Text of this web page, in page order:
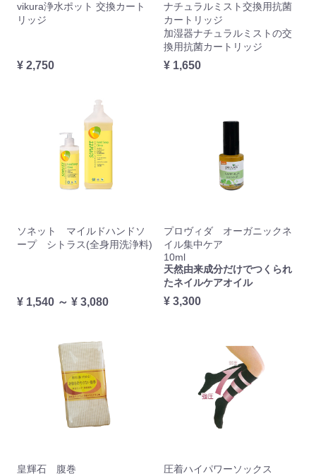
vikura浄水ポット 交換カート
リッジ
¥ 2,750
ナチュラルミスト交換用抗菌
カートリッジ
加湿器ナチュラルミストの交
換用抗菌カートリッジ
¥ 1,650
ソネット マイルドハンドソ
ープ シトラス(全身用洗浄料)
¥ 1,540 ～ ¥ 3,080
プロヴィダ オーガニックネ
イル集中ケア
10ml
天然由来成分だけでつくられ
たネイルケアオイル
¥ 3,300
皇輝石 腹巻
圧着ハイパワーソックス